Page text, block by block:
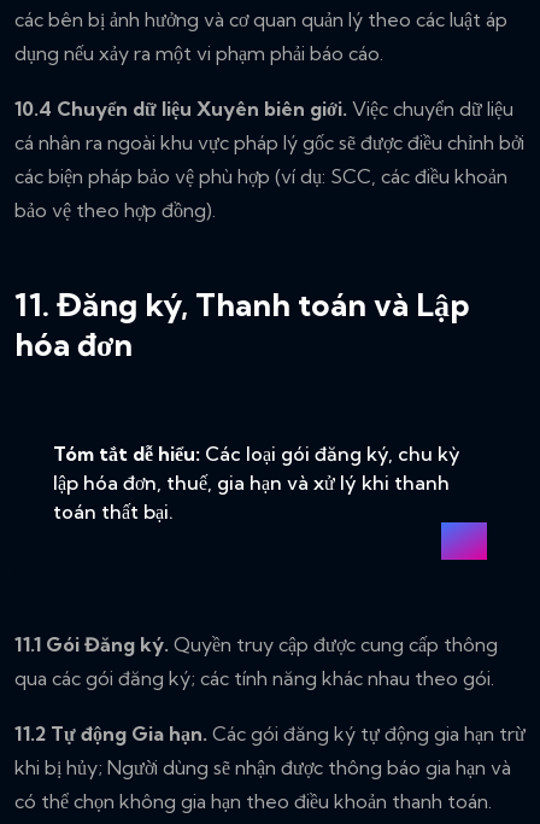
các bên bị ảnh hưởng và cơ quan quản lý theo các luật áp
dụng nếu xảy ra một vi phạm phải báo cáo.
10.4 Chuyển dữ liệu Xuyên biên giới. Việc chuyển dữ liệu
cá nhân ra ngoài khu vực pháp lý gốc sẽ được điều chỉnh bởi
các biện pháp bảo vệ phù hợp (ví dụ: SCC, các điều khoản
bảo vệ theo hợp đồng).
11. Đăng ký, Thanh toán và Lập
hóa đơn
Tóm tắt dễ hiểu: Các loại gói đăng ký, chu kỳ
lập hóa đơn, thuế, gia hạn và xử lý khi thanh
toán thất bại.
11.1 Gói Đăng ký. Quyền truy cập được cung cấp thông
qua các gói đăng ký; các tính năng khác nhau theo gói.
11.2 Tự động Gia hạn. Các gói đăng ký tự động gia hạn trừ
khi bị hủy; Người dùng sẽ nhận được thông báo gia hạn và
có thể chọn không gia hạn theo điều khoản thanh toán.